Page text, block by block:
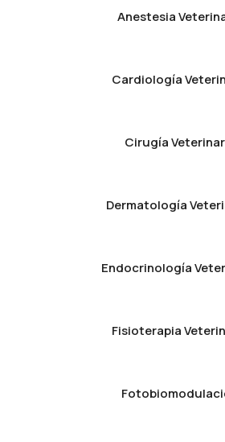
Anestesia
Cardiología
Cirugía
Dermatología
Endocrinología
Fisioterapia